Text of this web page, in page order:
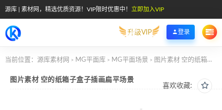
源库 | 素材网，精选优质资源！VIP限时优惠中！ 立即加入VIP
升级VIP 登录
当前位置： 源库素材网 > MG平面库 > MG平面场景 > 图片素材 空的纸箱子盒子插画扁平场景
喜欢收藏:
图片素材 空的纸箱子盒子插画扁平场景